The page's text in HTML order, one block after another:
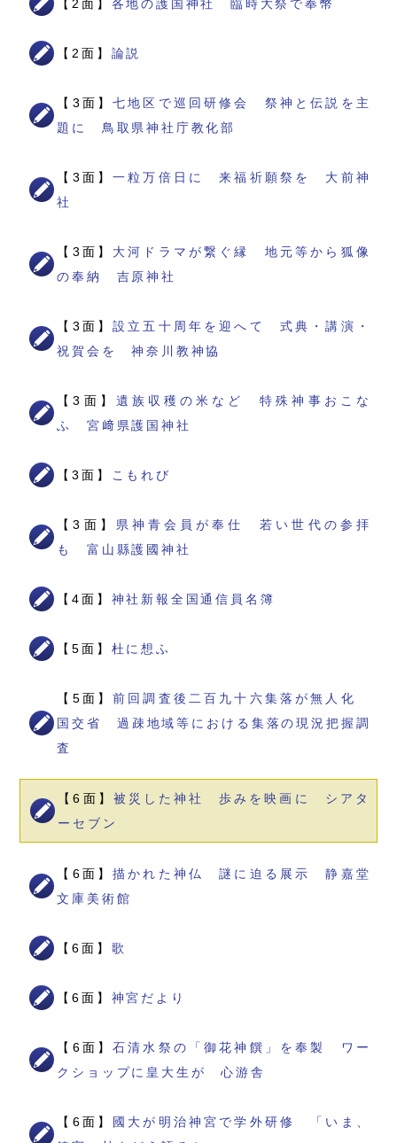
【2面】 各地の護国神社 臨時大祭で奉幣
【2面】 論説
【3面】七地区で巡回研修会 祭神と伝説を主
題に 鳥取県神社庁教化部
【3面】一粒万倍日に 来福祈願祭を 大前神
社
【3面】 大河ドラマが繋ぐ縁 地元等から狐像
の奉納 吉原神社
【3面】設立五十周年を迎へて 式典・講演・
祝賀会を 神奈川教神協
【3面】 遺族収穫の米など 特殊神事おこな
ふ 宮﨑県護国神社
【3面】 こもれび
【3面】 県神青会員が奉仕 若い世代の参拝
も 富山縣護國神社
【4面】 神社新報全国通信員名簿
【5面】 杜に想ふ
【5面】前回調査後二百九十六集落が無人化
国交省 過疎地域等における集落の現況把握調
査
【6面】 被災した神社 歩みを映画に シアタ
ーセブン
【6面】描かれた神仏 謎に迫る展示 静嘉堂
文庫美術館
【6面】 歌
【6面】 神宮だより
【6面】石清水祭の「御花神饌」を奉製 ワー
クショップに皇大生が 心游舎
【6面】
國大が明治神宮で学外研修 「いま、